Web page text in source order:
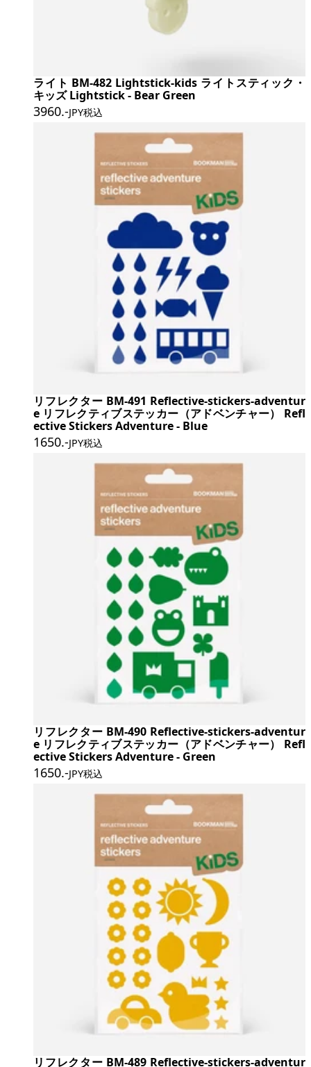
ライト BM-482 Lightstick-kids ライトスティック・
キッズ Lightstick - Bear Green
3960.-JPY税込
リフレクター BM-491 Reflective-stickers-adventur
e リフレクティブステッカー（アドベンチャー） Refl
ective Stickers Adventure - Blue
1650.-JPY税込
リフレクター BM-490 Reflective-stickers-adventur
e リフレクティブステッカー（アドベンチャー） Refl
ective Stickers Adventure - Green
1650.-JPY税込
リフレクター BM-489 Reflective-stickers-adventur